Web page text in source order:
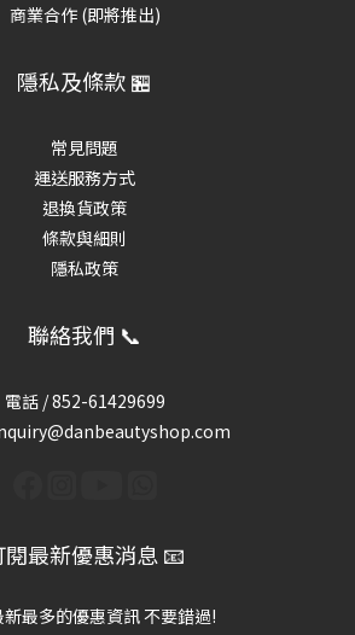
商業合作 (即將推出)
隱私及條款 🏪
常見問題
運送服務方式
退換貨政策
條款與細則
隱私政策
聯絡我們 📞
電話 /852-61429699
閱最新優惠消息 📧
最多的優惠資訊 不要錯過!